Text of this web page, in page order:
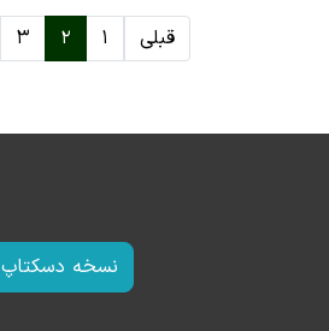
قبلی ۱ ۲ ۳
نسخه دسکتاپ